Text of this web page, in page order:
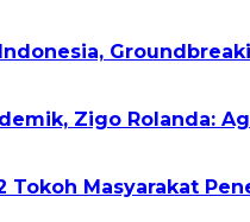
Zigo Rolanda:
Tokoh Masyarakat